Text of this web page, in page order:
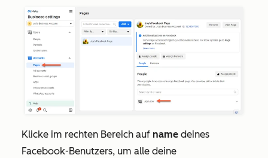
Klicke im rechten Bereich auf name deines
Facebook-Benutzers, um alle deine